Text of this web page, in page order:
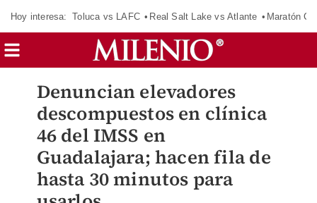
Hoy interesa: Toluca vs LAFC Real Salt Lake vs Atlante Maratón
Denuncian elevadores
descompuestos en clínica
46 del IMSS en
Guadalajara; hacen fila de
hasta 30 minutos para